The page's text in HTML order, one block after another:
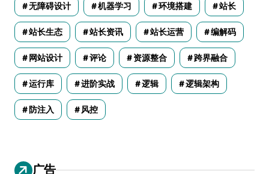
无障碍设计 机器学习 环境搭建 站长
站长生态 站长资讯 站长运营 编解码
网站设计 评论 资源整合 跨界融合
运行库 进阶实战 逻辑 逻辑架构
防注入 风控
广告